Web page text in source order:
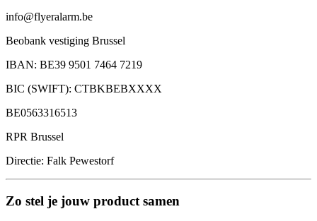
info@flyeralarm.be
Beobank vestiging Brussel
IBAN: BE39 9501 7464 7219
BIC (SWIFT): CTBKBEBXXXX
BE0563316513
RPR Brussel
Directie: Falk Pewestorf
Zo stel je jouw product samen